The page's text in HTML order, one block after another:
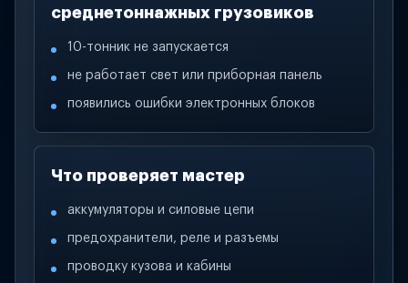
среднетоннажных грузовиков
10-тонник не запускается
не работает свет или приборная панель
появились ошибки электронных блоков
Что проверяет мастер
аккумуляторы и силовые цепи
предохранители, реле и разъемы
проводку кузова и кабины